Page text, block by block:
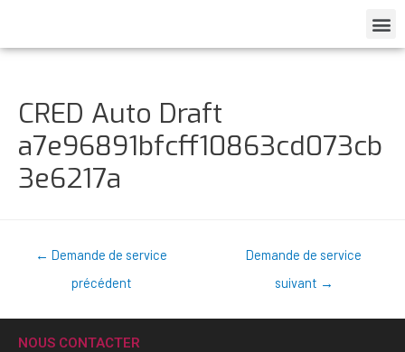
CRED Auto Draft
a7e96891bfcff10863cd073cb
3e6217a
← Demande de service
précédent
Demande de service
suivant →
NOUS CONTACTER